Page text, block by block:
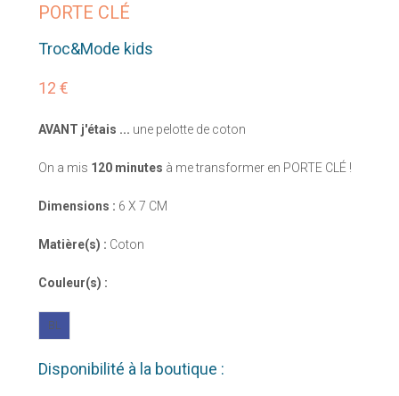
PORTE CLÉ
Troc&Mode kids
12 €
AVANT j'étais ... une pelotte de coton
On a mis 120 minutes à me transformer en PORTE CLÉ !
Dimensions : 6 X 7 CM
Matière(s) : Coton
Couleur(s) :
BL
Disponibilité à la boutique :